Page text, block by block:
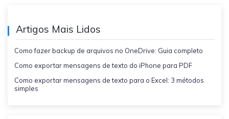
Artigos Mais Lidos
Como fazer backup de arquivos no OneDrive: Guia completo
Como exportar mensagens de texto do iPhone para PDF
Como exportar mensagens de texto para o Excel: 3 métodos
simples